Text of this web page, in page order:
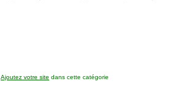
Ajoutez votre site dans cette catégorie